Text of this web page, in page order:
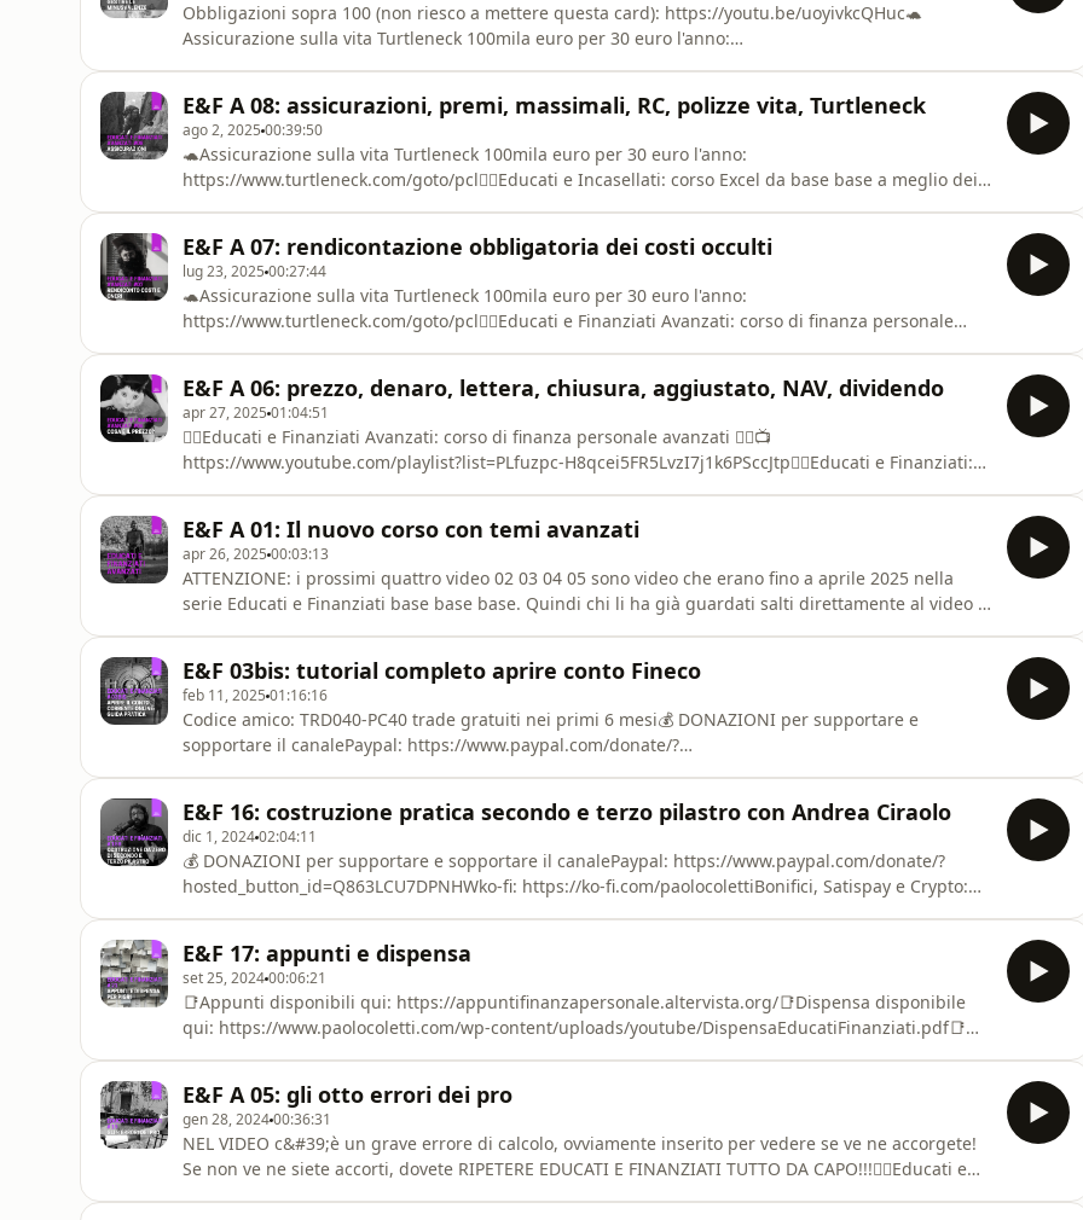
Obbligazioni sopra 100 (non riesco a mettere questa card): https://youtu.be/uoyivkcQHuc🐢
Assicurazione sulla vita Turtleneck 100mila euro per 30 euro l'anno:
A-ZOiO1rvp🎙️ https://open.spotify.com/show/6be8GuUE
E&F A 08: assicurazioni, premi, massimali, RC, polizze vita, Turtleneck
ago 2, 2025 00:39:50
🐢Assicurazione sulla vita Turtleneck 100mila euro per 30 euro l'anno:
https://www.turtleneck.com/goto/pcl👇🏻Educati e Incasellati: corso Excel da base base a meglio dei
corso di finanza personale base base base 👇🏻📺 htt
E&F A 07: rendicontazione obbligatoria dei costi occulti
lug 23, 2025 00:27:44
🐢Assicurazione sulla vita Turtleneck 100mila euro per 30 euro l'anno:
https://www.turtleneck.com/goto/pcl👇🏻Educati e Finanziati Avanzati: corso di finanza personale
list=PLfuzpc-H8qcdyEb5rpgYhN2P7cJGR1i9h&amp;si=oPLV
E&F A 06: prezzo, denaro, lettera, chiusura, aggiustato, NAV, dividendo
apr 27, 2025 01:04:51
👇🏻Educati e Finanziati Avanzati: corso di finanza personale avanzati 👇🏻📺
https://www.youtube.com/playlist?list=PLfuzpc-H8qcei5FR5LvzI7j1k6PSccJtp👇🏻Educati e Finanziati:
https://open.spotify.com/show/1utCuF4ez0wNuwa5yx7yGJ👇🏻Educati e Incasellati: corso Excel d
E&F A 01: Il nuovo corso con temi avanzati
apr 26, 2025 00:03:13
ATTENZIONE: i prossimi quattro video 02 03 04 05 sono video che erano fino a aprile 2025 nella
serie Educati e Finanziati base base base. Quindi chi li ha già guardati salti direttamente al video 6
👇🏻Educati e Fin
E&F 03bis: tutorial completo aprire conto Fineco
feb 11, 2025 01:16:16
Codice amico: TRD040-PC40 trade gratuiti nei primi 6 mesi💰 DONAZIONI per supportare e
sopportare il canalePaypal: https://www.paypal.com/donate/?
https://www.paolocoletti.com/donazioni/👉 𝗜𝗦𝗖𝗥𝗜𝗩𝗜𝗧𝗜 𝗔𝗟 𝗖𝗔𝗡𝗔𝗟𝗘
https://www.youtube.com/@PaoloColetti📳Unico canal
E&F 16: costruzione pratica secondo e terzo pilastro con Andrea Ciraolo
dic 1, 202402:04:11
💰 DONAZIONI per supportare e sopportare il canalePaypal: https://www.paypal.com/donate/?
hosted_button_id=Q863LCU7DPNHWko-fi: https://ko-fi.com/paolocolettiBonifici, Satispay e Crypto:
logo sono tutti fake!): https://t.me/CanalePaoloCole🔕Se vuoi
E&F 17: appunti e dispensa
set 25, 202400:06:21
📑Appunti disponibili qui: https://appuntifinanzapersonale.altervista.org/📑Dispensa disponibile
qui: https://www.paolocoletti.com/wp-content/uploads/youtube/DispensaEducatiFinanziati.pdf📑
sopportare il canalePaypal: https://www.paypal.com/donate/?hoste
E&F A 05: gli otto errori dei pro
gen 28, 202400:36:31
NEL VIDEO c&#39;è un grave errore di calcolo, ovviamente inserito per vedere se ve ne accorgete!
Se non ve ne siete accorti, dovete RIPETERE EDUCATI E FINANZIATI TUTTO DA CAPO!!!👇🏻Educati e